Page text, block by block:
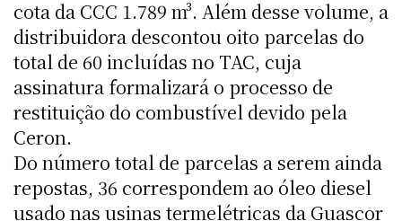
cota da CCC 1.789 m³. Além desse volume, a
distribuidora descontou oito parcelas do
total de 60 incluídas no TAC, cuja
assinatura formalizará o processo de
restituição do combustível devido pela
Ceron.
Do número total de parcelas a serem ainda
repostas, 36 correspondem ao óleo diesel
usado nas usinas termelétricas da Guascor